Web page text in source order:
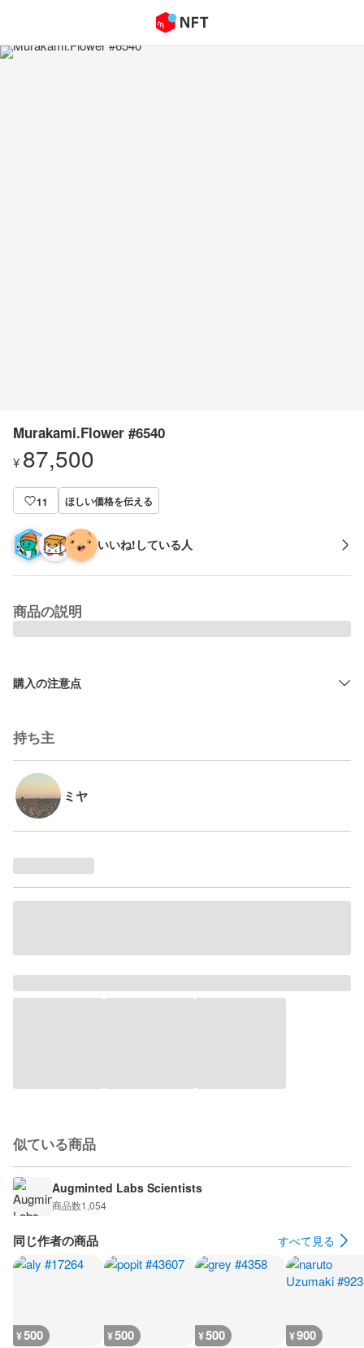
Murakami.Flower #6540
¥ 87,500
11 ほしい価格を伝える
いいね!している人
商品の説明
購入の注意点
持ち主
ミヤ
似ている商品
Augminted Labs Scientists
商品数1,054
同じ作者の商品 すべて見る
¥500 ¥500 ¥500 ¥900